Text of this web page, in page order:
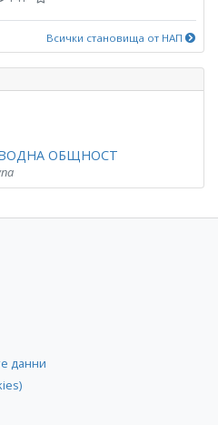
Всички становища от НАП
ОБЩНОСТ
данни